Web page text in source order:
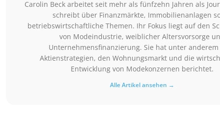
Carolin Beck arbeitet seit mehr als fünfzehn Jahren als
schreibt über Finanzmärkte, Immobilienanlagen
betriebswirtschaftliche Themen. Ihr Fokus liegt auf den
von Modeindustrie, weiblicher Altersvorsorge
Unternehmensfinanzierung. Sie hat unter
Aktienstrategien, den Wohnungsmarkt und die
Entwicklung von Modekonzernen berichtet.
Alle Artikel ansehen →